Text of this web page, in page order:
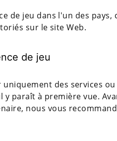
de jeu dans l'un des pays,
sur le site Web.
de jeu
des services
y paraît à première vue.
nous vous